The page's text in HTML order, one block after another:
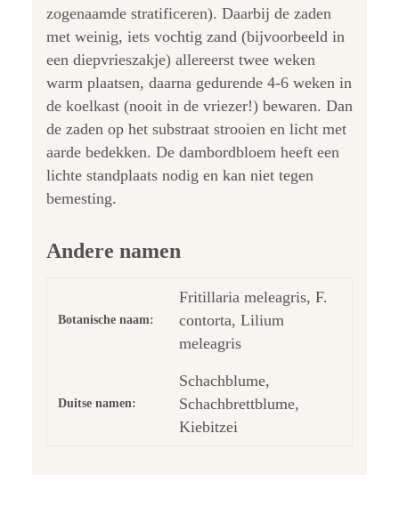
zogenaamde stratificeren). Daarbij de zaden
met weinig, iets vochtig zand (bijvoorbeeld in
een diepvrieszakje) allereerst twee weken
warm plaatsen, daarna gedurende 4-6 weken in
de koelkast (nooit in de vriezer!) bewaren. Dan
de zaden op het substraat strooien en licht met
aarde bedekken. De dambordbloem heeft een
lichte standplaats nodig en kan niet tegen
bemesting.
Andere namen
Botanische naam:
Fritillaria meleagris, F.
contorta, Lilium
meleagris
Duitse namen:
Schachblume,
Schachbrettblume,
Kiebitzei